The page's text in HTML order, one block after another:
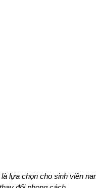
lựa chọn cho sinh viên